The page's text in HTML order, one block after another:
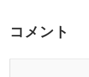
コメント